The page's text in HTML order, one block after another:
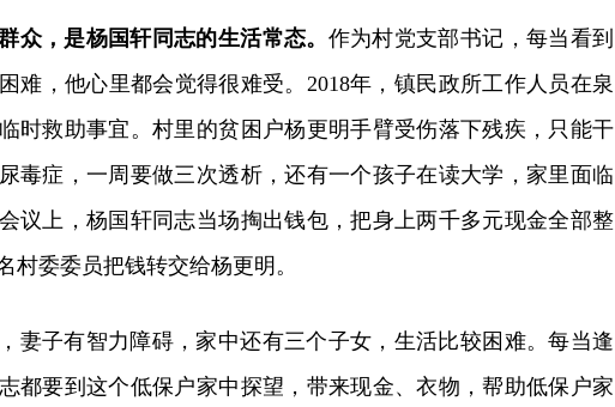
众，是杨国轩同志的生活常态。 作为村党支部书记，每当看到
难，他心里都会觉得很难受。2018年，镇民政所工作人员在泉
时救助事宜。村里的贫困户杨更明手臂受伤落下残疾，只能干
毒症，一周要做三次透析，还有一个孩子在读大学，家里面临
议上，杨国轩同志当场掏出钱包，把身上两千多元现金全部整
村委委员把钱转交给杨更明。
妻子有智力障碍，家中还有三个子女，生活比较困难。每当逢
都要到这个低保户家中探望，带来现金、衣物，帮助低保户家